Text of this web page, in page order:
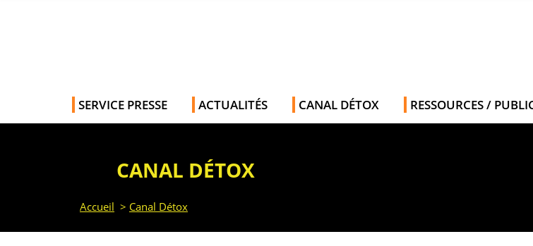
SERVICE PRESSE ACTUALITÉS CANAL DÉTOX RESSOURCES /
CANAL DÉTOX
Accueil > Canal Détox